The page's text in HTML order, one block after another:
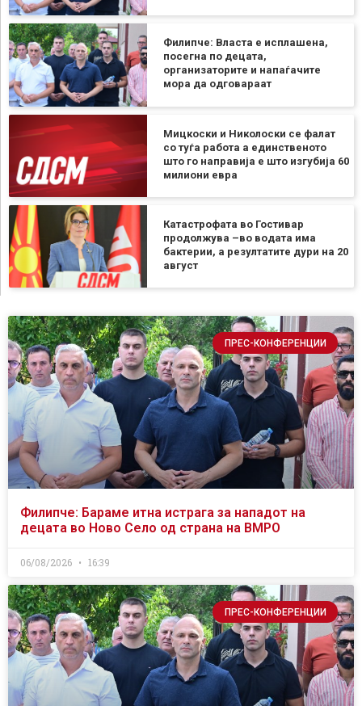
Филипче: Власта е исплашена,
посегна по децата,
организаторите и напаѓачите
мора да одговараат
Мицкоски и Николоски се фалат
со туѓа работа а единственото
што го направија е што изгубија 60
милиони евра
Катастрофата во Гостивар
продолжува –во водата има
бактерии, а резултатите дури на 20
август
ПРЕС-КОНФЕРЕНЦИИ
Филипче: Бараме итна истрага за нападот на
децата во Ново Село од страна на ВМРО
06/08/2026 16:39
ПРЕС-КОНФЕРЕНЦИИ